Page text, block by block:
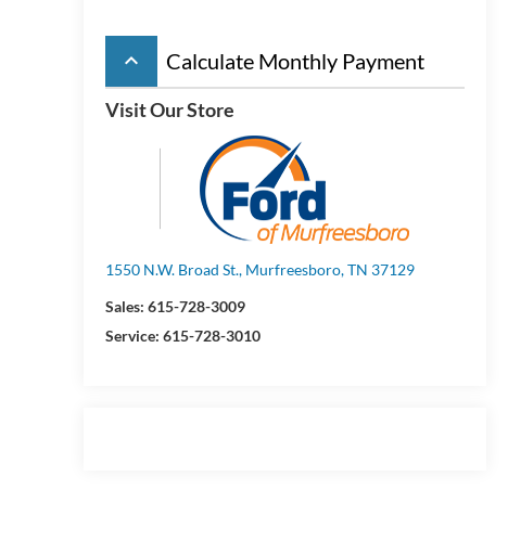
keyboard_arrow_up Calculate Monthly Payment
Visit Our Store
1550 N.W. Broad St., Murfreesboro, TN 37129
Sales: 615-728-3009
Service: 615-728-3010